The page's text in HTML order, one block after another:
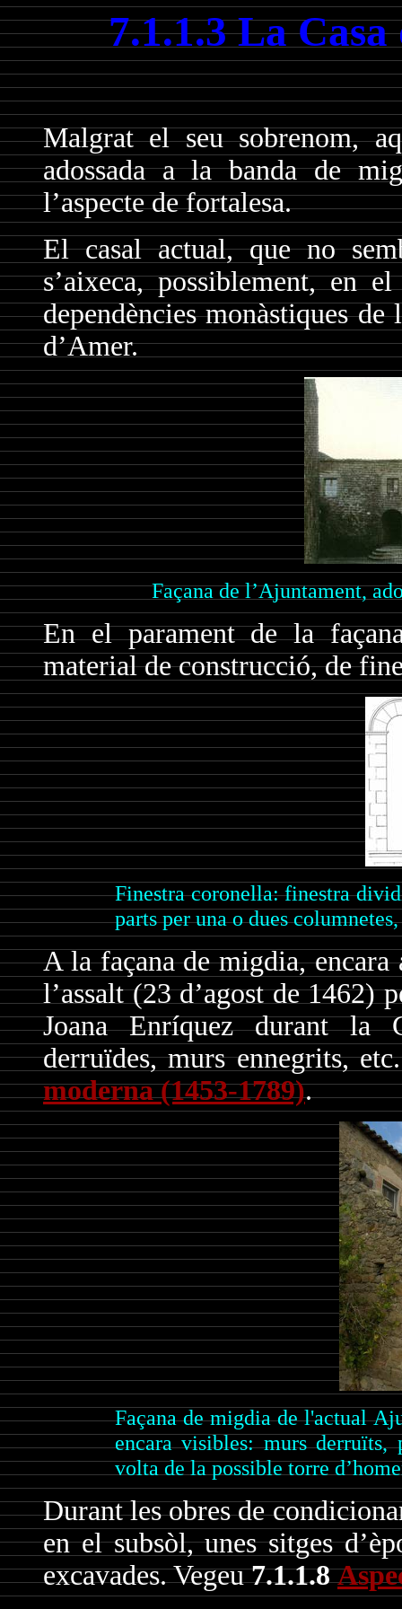
7.1.1.3 La
Malgrat el seu sobrenom,
adossada a la banda de
l’aspecte de fortalesa.
El casal actual, que no
s’aixeca, possiblement, en
dependències monàstiques
d’Amer.
Façana de l’Ajuntament,
En el parament de la
material de construcció, de
Finestra coronella: finestra
parts per una o dues
A la façana de migdia, encara
l’assalt (23 d’agost de 1462)
Joana Enríquez durant la
derruïdes, murs ennegrits,
moderna(1453-1789).
Façana de migdia de l'actual
encara visibles: murs derruïts,
volta de la possible torre
Durant les obres de
en el subsòl, unes sitges
excavades. Vegeu7.1.1.8